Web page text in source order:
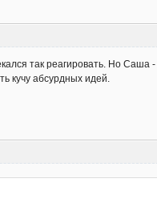
так реагировать. Но
кучу абсурдных идей.